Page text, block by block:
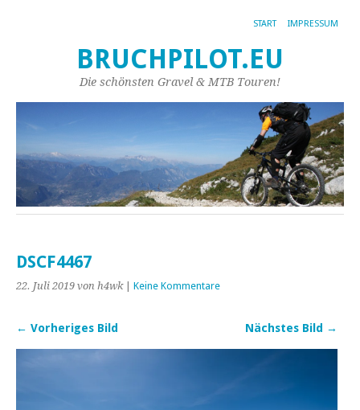
START IMPRESSUM
BRUCHPILOT.EU
Die schönsten Gravel & MTB Touren!
DSCF4467
22. Juli 2019 von h4wk| Keine Kommentare
← Vorheriges Bild Nächstes Bild →